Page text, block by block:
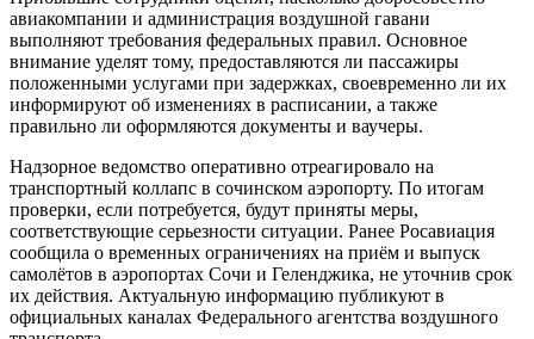
авиакомпании и администрация воздушной гавани
выполняют требования федеральных правил. Основное
внимание уделят тому, предоставляются ли пассажиры
положенными услугами при задержках, своевременно ли их
информируют об изменениях в расписании, а также
правильно ли оформляются документы и ваучеры.
Надзорное ведомство оперативно отреагировало на
транспортный коллапс в сочинском аэропорту. По итогам
проверки, если потребуется, будут приняты меры,
соответствующие серьезности ситуации. Ранее Росавиация
сообщила о временных ограничениях на приём и выпуск
самолётов в аэропортах Сочи и Геленджика, не уточнив срок
их действия. Актуальную информацию публикуют в
официальных каналах Федерального агентства воздушного